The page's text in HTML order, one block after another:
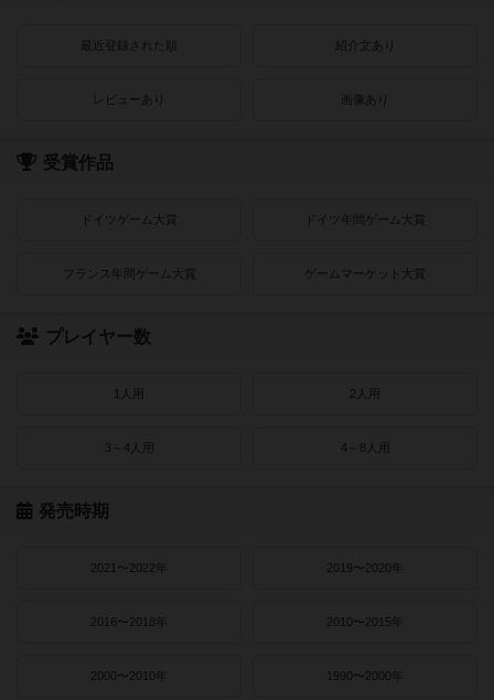
最近登録された順 紹介文あり
レビューあり 画像あり
受賞作品
ドイツゲーム大賞 ドイツ年間ゲーム大賞
フランス年間ゲーム大賞 ゲームマーケット大賞
プレイヤー数
1人用 2人用
3～4人用 4～8人用
発売時期
2021〜2022年 2019〜2020年
2016〜2018年 2010〜2015年
2000〜2010年 1990〜2000年